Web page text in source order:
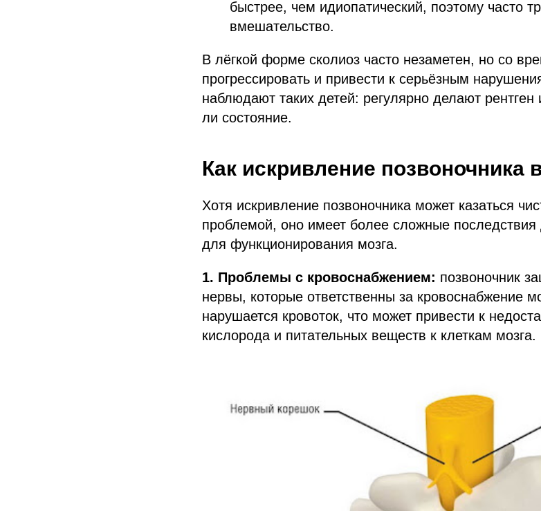
быстрее, чем идиопатический, поэтому часто
вмешательство.
В лёгкой форме сколиоз часто незаметен, но со
прогрессировать и привести к серьёзным
наблюдают таких детей: регулярно делают
ли состояние.
Как искривление позвоночника
Хотя искривление позвоночника может казаться
проблемой, оно имеет более сложные
для функционирования мозга.
1. Проблемы с кровоснабжением: позвоночник
нервы, которые ответственны за кровоснабжение
нарушается кровоток, что может привести к
кислорода и питательных веществ к клеткам мозга.